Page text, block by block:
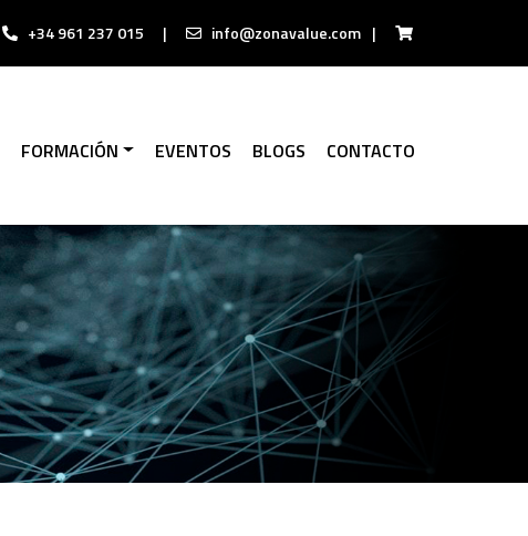
+34 961 237 015 | info@zonavalue.com |
FORMACIÓN EVENTOS BLOGS CONTACTO